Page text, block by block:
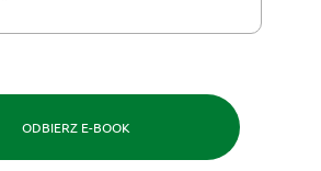
ODBIERZ E-BOOK